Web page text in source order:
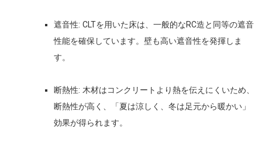
遮音性: CLTを用いた床は、 一般的なRC造と同等の遮音
性能を確保しています。壁も高い遮音性を発揮しま
す。
断熱性: 木材はコンクリートより熱を伝えにくいため、
断熱性が高く、「夏は涼しく、冬は足元から暖かい」
効果が得られます。